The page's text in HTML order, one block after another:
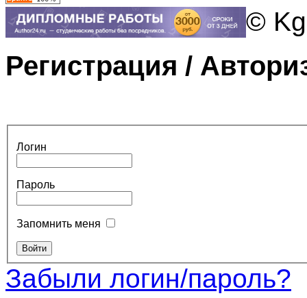
©
Регистрация /
Логин
Пароль
Запомнить меня
Забыли логин/пароль?